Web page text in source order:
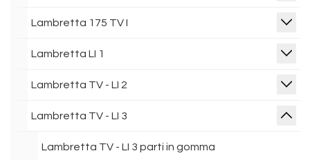
Lambretta 175 TV I
Lambretta LI 1
Lambretta TV - LI 2
Lambretta TV - LI 3
Lambretta TV - LI 3 parti in gomma